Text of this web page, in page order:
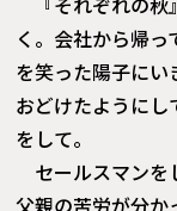
く。会社から帰
を笑った陽子にい
おどけたように
をして。
セールスマンを
父親の苦労が分か